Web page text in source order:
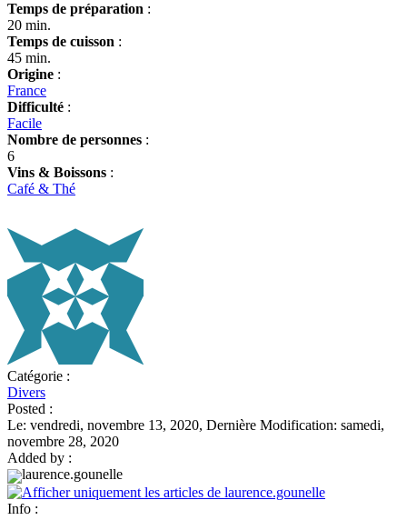
Temps de préparation :
20 min.
Temps de cuisson :
45 min.
Origine :
France
Difficulté :
Facile
Nombre de personnes :
6
Vins & Boissons :
Café & Thé
Catégorie :
Divers
Posted :
Le: vendredi, novembre 13, 2020, Dernière Modification: samedi,
novembre 28, 2020
Added by :
laurence.gounelle
Info :